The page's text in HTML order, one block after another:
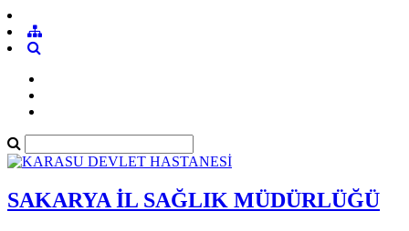
SAKARYA İL SAĞLIK MÜDÜRLÜĞÜ